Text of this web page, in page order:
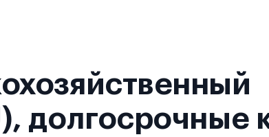
долгосрочные